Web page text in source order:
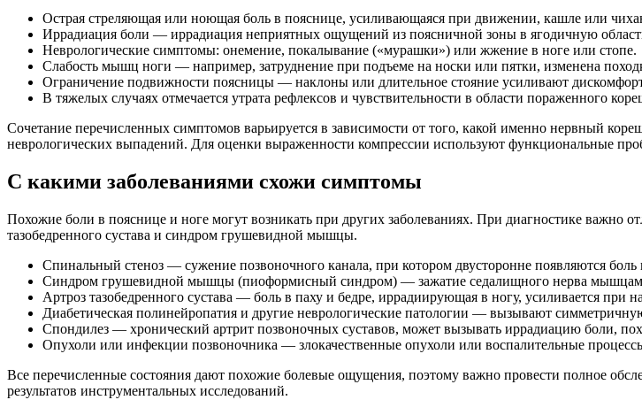
Острая стреляющая или ноющая боль в пояснице, усиливающаяся при движении, кашле или
Иррадиация боли — иррадиация неприятных ощущений из поясничной зоны в ягодичную
Неврологические симптомы: онемение, покалывание («мурашки») или жжение в ноге или стопе.
Слабость мышц ноги — например, затруднение при подъеме на носки или пятки, изменена
Ограничение подвижности поясницы — наклоны или длительное стояние усиливают
В тяжелых случаях отмечается утрата рефлексов и чувствительности в области пораженного
Сочетание перечисленных симптомов варьируется в зависимости от того, какой именно нервный
неврологических выпадений. Для оценки выраженности компрессии используют функциональные
С какими заболеваниями схожи симптомы
Похожие боли в пояснице и ноге могут возникать при других заболеваниях. При диагностике важно
тазобедренного сустава и синдром грушевидной мышцы.
Спинальный стеноз — сужение позвоночного канала, при котором двусторонне появляются боль
Синдром грушевидной мышцы (пиоформисный синдром) — зажатие седалищного нерва мышцами
Артроз тазобедренного сустава — боль в паху и бедре, иррадиирующая в ногу, усиливается при
Диабетическая полинейропатия и другие неврологические патологии — вызывают
Спондилез — хронический артрит позвоночных суставов, может вызывать иррадиацию боли,
Опухоли или инфекции позвоночника — злокачественные опухоли или воспалительные
Все перечисленные состояния дают похожие болевые ощущения, поэтому важно провести полное
результатов инструментальных исследований.